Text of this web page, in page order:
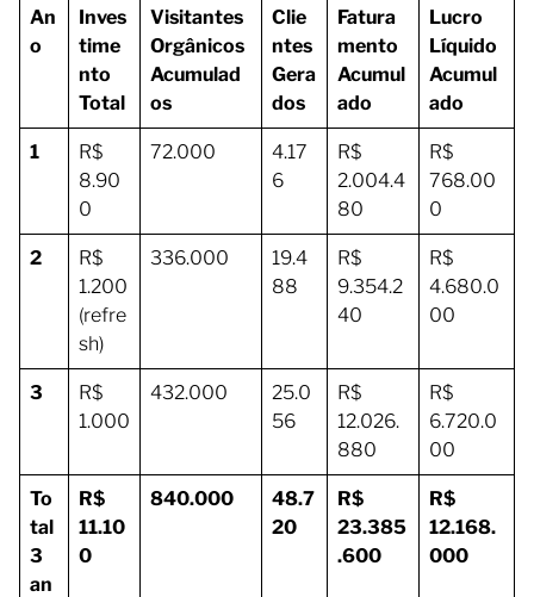
An
o
Inves
time
nto
Total
Visitantes
Orgânicos
Acumulad
os
Clie
ntes
Gera
dos
Fatura
mento
Acumul
ado
Lucro
Líquido
Acumul
ado
1
R$
8.90
0
72.000
4.17
6
R$
2.004.4
80
R$
768.00
0
2
R$
1.200
(refre
sh)
336.000
19.4
88
R$
9.354.2
40
R$
4.680.0
00
3
R$
1.000
432.000
25.0
56
R$
12.026.
880
R$
6.720.0
00
To
tal
3
an
R$
11.10
0
840.000
48.7
20
R$
23.385
.600
R$
12.168.
000